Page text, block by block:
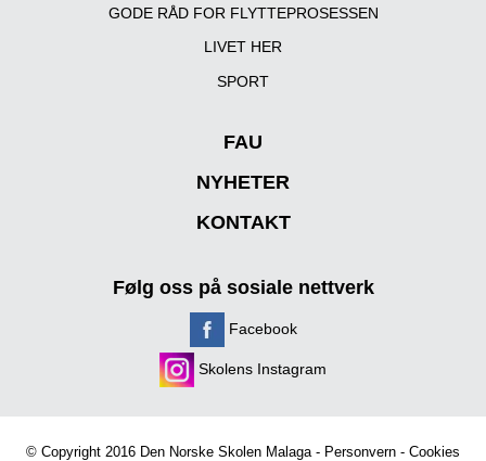
GODE RÅD FOR FLYTTEPROSESSEN
LIVET HER
SPORT
FAU
NYHETER
KONTAKT
Følg oss på sosiale nettverk
Facebook
Skolens Instagram
© Copyright 2016 Den Norske Skolen Malaga - Personvern - Cookies